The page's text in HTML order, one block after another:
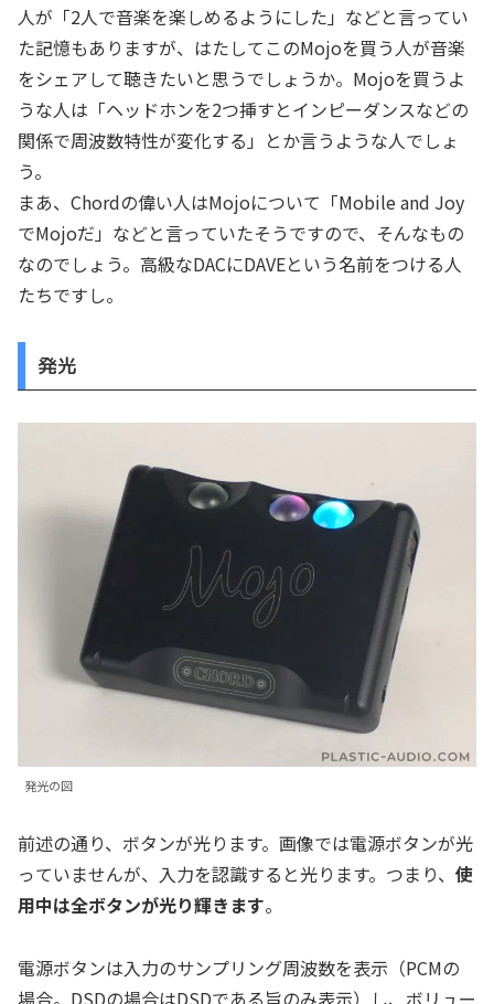
人が「2人で音楽を楽しめるようにした」などと言ってい
た記憶もありますが、はたしてこのMojoを買う人が音楽
をシェアして聴きたいと思うでしょうか。Mojoを買うよ
うな人は「ヘッドホンを2つ挿すとインピーダンスなどの
関係で周波数特性が変化する」とか言うような人でしょ
う。
まあ、Chordの偉い人はMojoについて「Mobile and Joy
でMojoだ」などと言っていたそうですので、そんなもの
なのでしょう。高級なDACにDAVEという名前をつける人
たちですし。
発光
発光の図
前述の通り、ボタンが光ります。画像では電源ボタンが光
っていませんが、入力を認識すると光ります。つまり、 使
用中は全ボタンが光り輝きます。
電源ボタンは入力のサンプリング周波数を表示（PCMの
場合。DSDの場合はDSDである旨のみ表示）し、ボリュー